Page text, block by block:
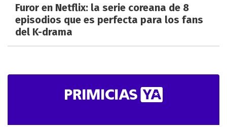
Furor en Netflix: la serie coreana de 8
episodios que es perfecta para los fans
del K-drama